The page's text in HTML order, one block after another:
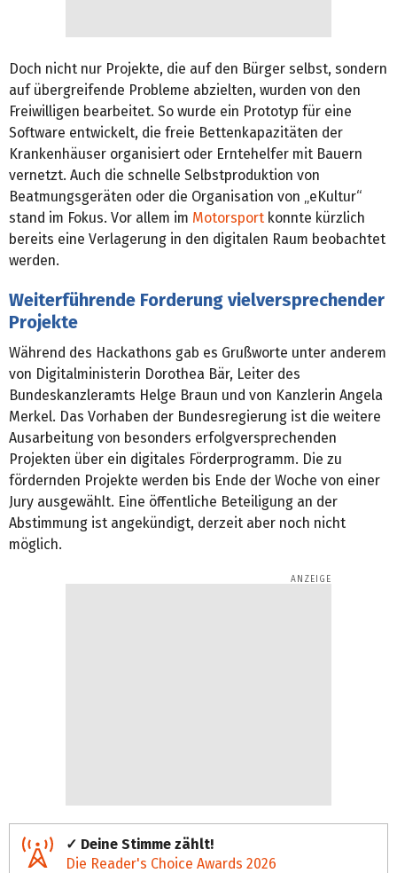
Doch nicht nur Projekte, die auf den Bürger selbst, sondern
auf übergreifende Probleme abzielten, wurden von den
Freiwilligen bearbeitet. So wurde ein Prototyp für eine
Software entwickelt, die freie Bettenkapazitäten der
Krankenhäuser organisiert oder Erntehelfer mit Bauern
vernetzt. Auch die schnelle Selbstproduktion von
Beatmungsgeräten oder die Organisation von „eKultur“
stand im Fokus. Vor allem im Motorsport konnte kürzlich
bereits eine Verlagerung in den digitalen Raum beobachtet
werden.
Weiterführende Forderung vielversprechender
Projekte
Während des Hackathons gab es Grußworte unter anderem
von Digitalministerin Dorothea Bär, Leiter des
Bundeskanzleramts Helge Braun und von Kanzlerin Angela
Merkel. Das Vorhaben der Bundesregierung ist die weitere
Ausarbeitung von besonders erfolgversprechenden
Projekten über ein digitales Förderprogramm. Die zu
fördernden Projekte werden bis Ende der Woche von einer
Jury ausgewählt. Eine öffentliche Beteiligung an der
Abstimmung ist angekündigt, derzeit aber noch nicht
möglich.
✓ Deine Stimme zählt!
Die Reader's Choice Awards 2026